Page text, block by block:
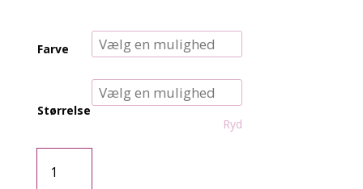
Farve
Størrelse
Ryd
CARdagmar